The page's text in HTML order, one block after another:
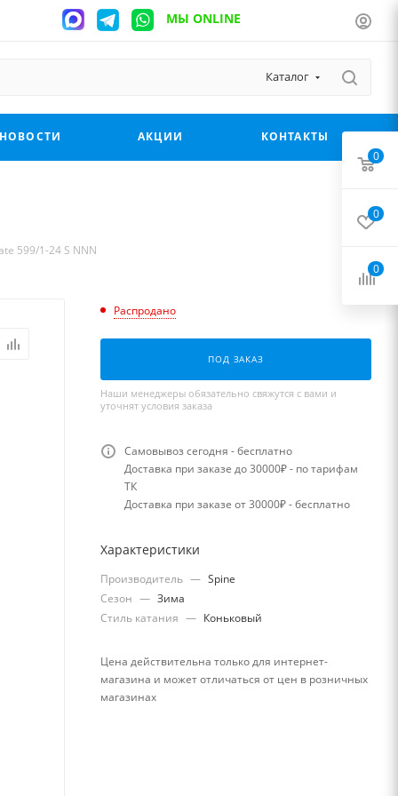
МЫ ONLINE
Каталог
АКЦИИ КОНТАКТЫ
599/1-24 S NNN
Распродано
ПОД ЗАКАЗ
Наши менеджеры обязательно свяжутся с вами и
уточнят условия заказа
Самовывоз сегодня - бесплатно
Доставка при заказе до 30000₽ - по тарифам
ТК
Доставка при заказе от 30000₽ - бесплатно
Характеристики
Производитель — Spine
Сезон — Зима
Стиль катания — Коньковый
Цена действительна только для интернет-
магазина и может отличаться от цен в розничных
магазинах
0
0
0